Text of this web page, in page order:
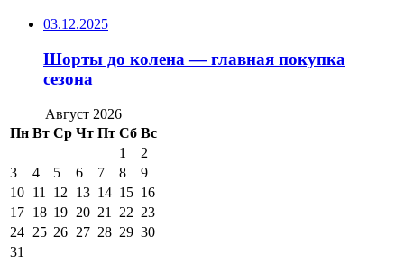
03.12.2025
Шорты до колена — главная покупка
сезона
Август 2026
Пн Вт Ср Чт Пт Сб Вс
1
2
3
4 5 6 7 8
9
10 11 12 13 14 15 16
17 18 19 20 21 22 23
24 25 26 27 28 29 30
31